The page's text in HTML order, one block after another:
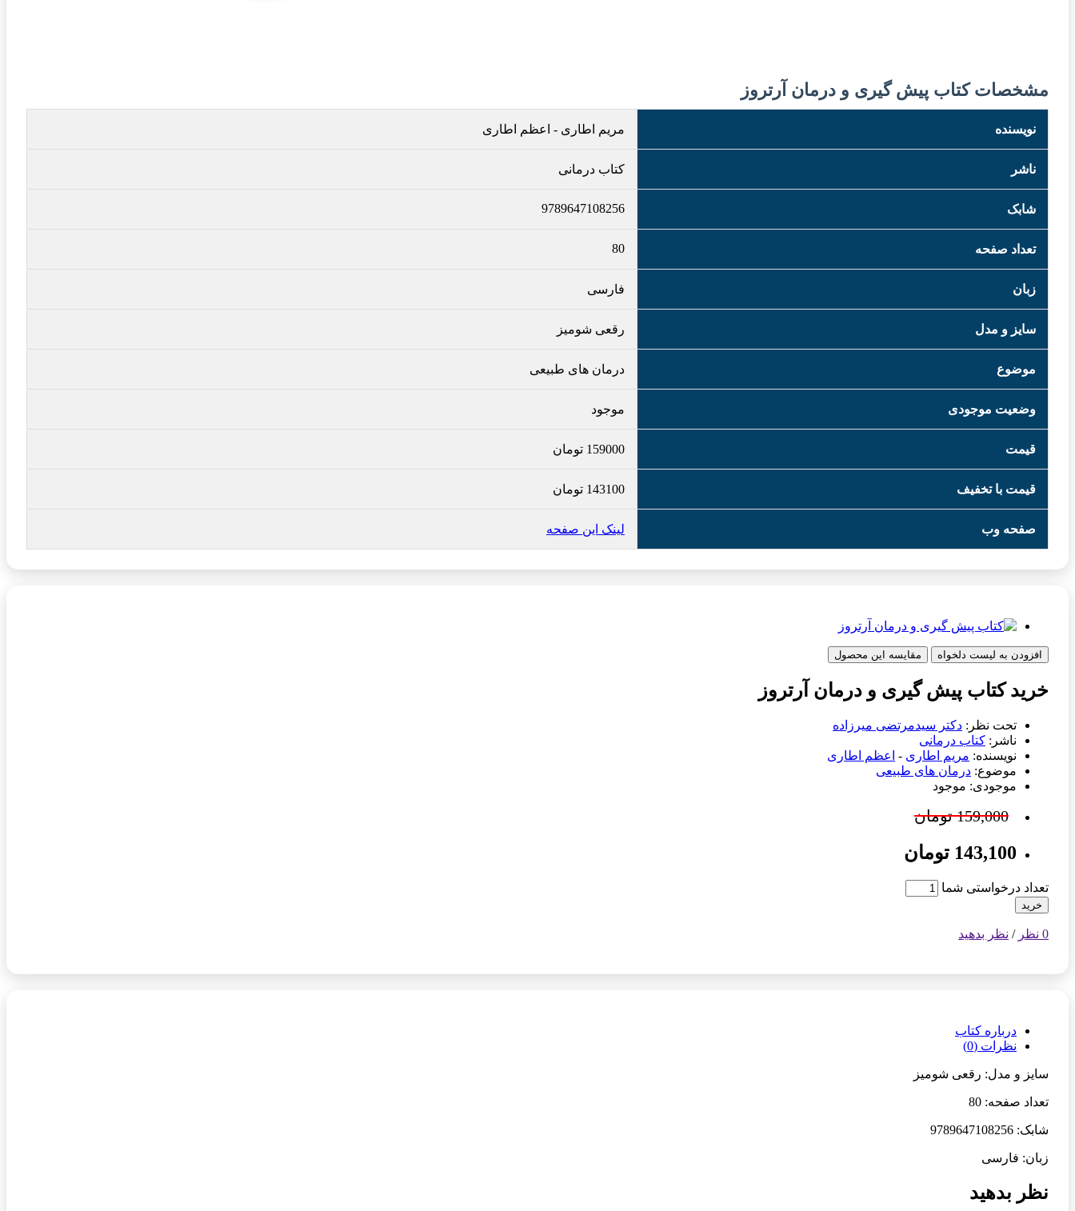
مشخصات کتاب پیش گیری و درمان آرتروز
نویسنده مریم اطاری - اعظم اطاری
ناشر کتاب درمانی
شابک 9789647108256
تعداد صفحه 80
زبان فارسی
سایز و مدل رقعی شومیز
موضوع درمان های طبیعی
وضعیت موجودی موجود
قیمت 159000 تومان
قیمت با تخفیف 143100 تومان
صفحه وب لینک این صفحه
افزودن به لیست دلخواه مقایسه این محصول
خرید کتاب پیش گیری و درمان آرتروز
تحت نظر: دکتر سیدمرتضی میرزاده
ناشر: کتاب درمانی
نویسنده: مریم اطاری - اعظم اطاری
موضوع: درمان های طبیعی
موجودی: موجود
159,000 تومان
143,100 تومان
تعداد درخواستی شما
خرید
0 نظر / نظر بدهید
درباره کتاب
نظرات (0)
سایز و مدل: رقعی شومیز
تعداد صفحه: 80
شابک: 9789647108256
زبان: فارسی
نظر بدهید